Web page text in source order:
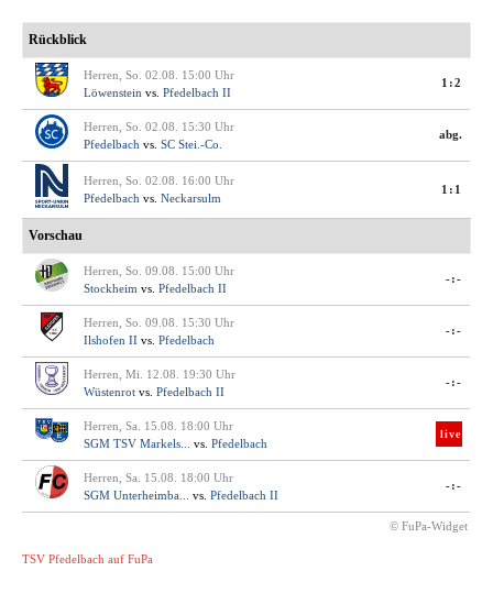
Rückblick
Herren, So. 02.08. 15:00 Uhr
Löwenstein vs. Pfedelbach II
1:2
Herren, So. 02.08. 15:30 Uhr
Pfedelbach vs. SC Stei.-Co.
abg.
Herren, So. 02.08. 16:00 Uhr
Pfedelbach vs. Neckarsulm
1:1
Vorschau
Herren, So. 09.08. 15:00 Uhr
Stockheim vs. Pfedelbach II
-:-
Herren, So. 09.08. 15:30 Uhr
Ilshofen II vs. Pfedelbach
-:-
Herren, Mi. 12.08. 19:30 Uhr
Wüstenrot vs. Pfedelbach II
-:-
Herren, Sa. 15.08. 18:00 Uhr
SGM TSV Markels...
vs. Pfedelbach
live
Herren, Sa. 15.08. 18:00 Uhr
SGM Unterheimba...
vs. Pfedelbach II
-:-
© FuPa-Widget
TSV Pfedelbach auf FuPa